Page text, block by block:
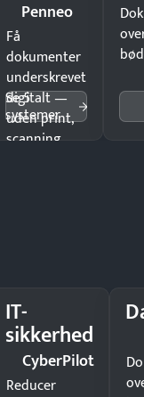
Penneo
Få
dokumenter
underskrevet
digitalt —
uden print,
scanning
Se 5
systemer
IT-
sikkerhed
CyberPilot
Reducer